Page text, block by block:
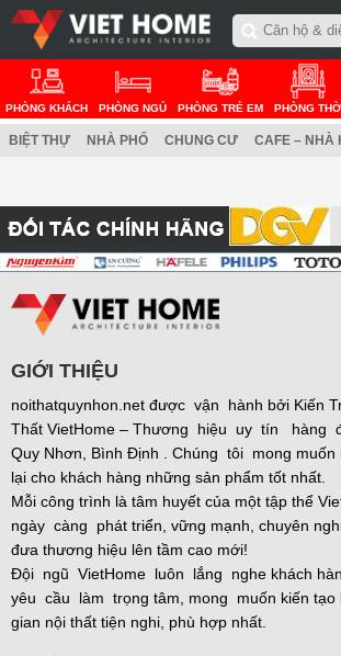
PHÒNG KHÁCH PHÒNG NGỦ PHÒNG TRẺ EM PHÒNG THỜ
BIỆT THỰ NHÀ PHỐ CHUNG CƯ CAFE – NHÀ
GIỚI THIỆU
noithatquynhon.net được vận hành bởi Kiến
Thất VietHome – Thương hiệu uy tín hàng
Quy Nhơn, Bình Định . Chúng tôi mong muốn
lại cho khách hàng những sản phẩm tốt nhất.
Mỗi công trình là tâm huyết của một tập thể
ngày càng phát triển, vững mạnh, chuyên
đưa thương hiệu lên tầm cao mới!
Đội ngũ VietHome luôn lắng nghe khách
yêu cầu làm trọng tâm, mong muốn kiến tạo
gian nội thất tiện nghi, phù hợp nhất.